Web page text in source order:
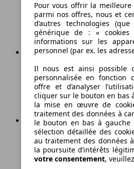
Carburant
115 g/km
Émissions de CO2 (combinées)*
Ø 4.4 l/100km
Consommation
Pour vous offrir la
parmi nos offres, nous et
d’autres technologies
générique de : «
informations sur les
personnel (par ex. les
Il nous est ainsi possible
personnalisée en fonction
offre et d’analyser
cliquer sur le bouton en bas
la mise en œuvre de
traitement des données à
le bouton en bas à
sélection détaillée des
au traitement des données
la poursuite d’intérêts
votre consentement,